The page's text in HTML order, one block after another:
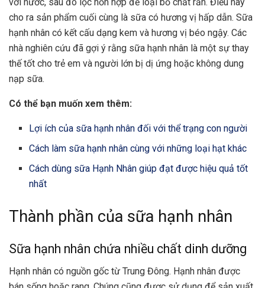
cho ra sản phẩm cuối cùng là sữa có hương vị hấp dẫn. Sữa
hạnh nhân có kết cấu dạng kem và hương vị béo ngậy. Các
nhà nghiên cứu đã gợi ý rằng sữa hạnh nhân là một sự thay
thế tốt cho trẻ em và người lớn bị dị ứng hoặc không dung
nạp sữa.
Có thể bạn muốn xem thêm:
Lợi ích của sữa hạnh nhân đối với thể trạng con người
Cách làm sữa hạnh nhân cùng với những loại hạt khác
Cách dùng sữa Hạnh Nhân giúp đạt được hiệu quả tốt
nhất
Thành phần của sữa hạnh nhân
Sữa hạnh nhân chứa nhiều chất dinh dưỡng
Hạnh nhân có nguồn gốc từ Trung Đông. Hạnh nhân được